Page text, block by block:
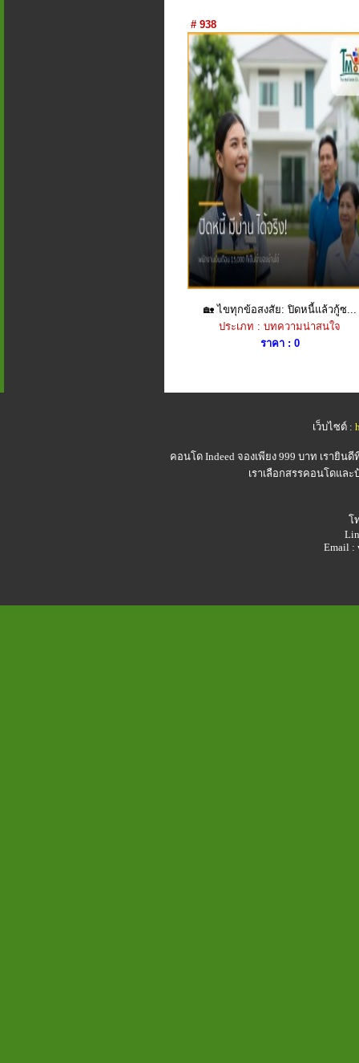
# 938
🏡 ไขทุกข้อสงสัย: ปิดหนี้แล้วกู้ซ...
ประเภท : บทความน่าสนใจ
ราคา : 0
เว็บไซต์ :
คอนโด Indeedจองเพียง 999 บาท เรายิน
เราเลือกสรรคอนโดแล
โ
Email :